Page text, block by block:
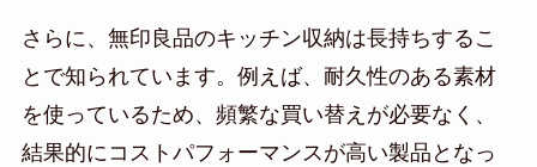
さらに、無印良品のキッチン収納は長持ちするこ
とで知られています。例えば、耐久性のある素材
を使っているため、頻繁な買い替えが必要なく、
結果的にコストパフォーマンスが高い製品となっ